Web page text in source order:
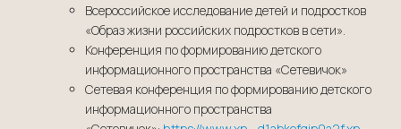
Всероссийское исследование детей и подростков
«Образ жизни российских подростков в сети».
Конференция по формированию детского
информационного пространства «Сетевичок»
Сетевая конференция по формированию детского
информационного пространства